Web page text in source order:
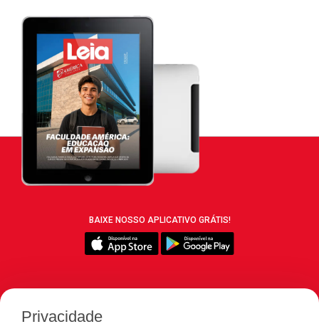
BAIXE NOSSO APLICATIVO GRÁTIS!
Privacidade